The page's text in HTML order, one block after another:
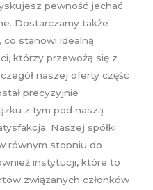
pewność jechać
Dostarczamy także
stanowi idealną
którzy przewożą się z
naszej oferty część
precyzyjnie
z tym pod naszą
Naszej spółki
równym stopniu do
instytucji, które to
związanych członków